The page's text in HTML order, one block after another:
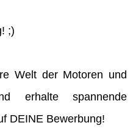
;)
Welt der Motoren und
erhalte spannende
DEINE Bewerbung!